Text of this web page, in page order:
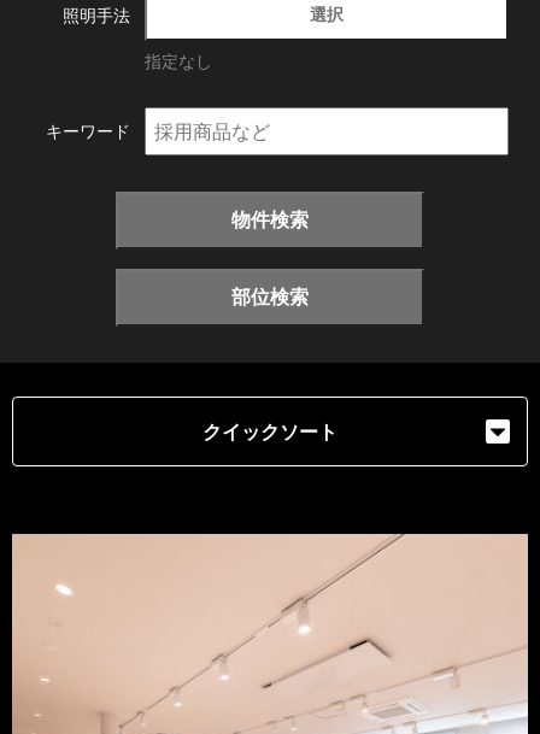
照明手法 選択
指定なし
キーワード
物件検索
部位検索
クイックソート